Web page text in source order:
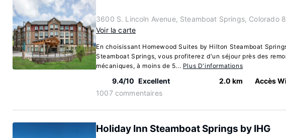
3600 S. Lincoln Avenue, Steamboat Springs, Colorado
Voir la carte
En choisissant Homewood Suites by Hilton Steamboat
Steamboat Springs, vous profiterez d'un séjour près des
mécaniques, à moins de 5... Plus D'informations
9.4/10 Excellent
1007 commentaires
2.0 km Accès
Holiday Inn Steamboat Springs by IHG